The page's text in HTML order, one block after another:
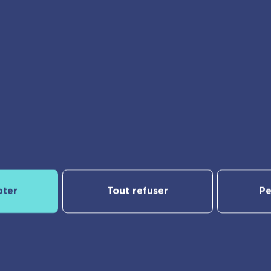
Tout refuser